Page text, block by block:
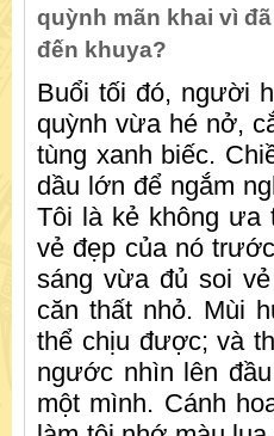
quỳnh mãn khai vì
đến khuya?
Buổi tối đó, người
quỳnh vừa hé nở,
tùng xanh biếc.
dầu lớn để ngắm
Tôi là kẻ không ưa
vẻ đẹp của nó
sáng vừa đủ soi
căn thất nhỏ. Mùi
thể chịu được; và
ngước nhìn lên
một mình. Cánh